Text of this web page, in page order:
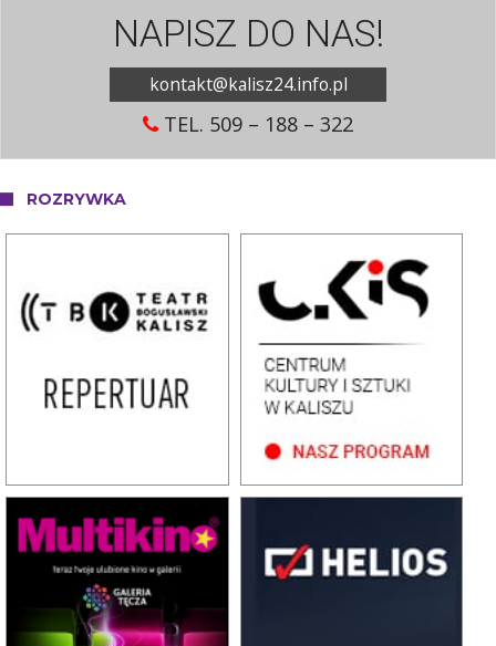
NAPISZ DO NAS!
kontakt@kalisz24.info.pl
TEL. 509 – 188 – 322
ROZRYWKA